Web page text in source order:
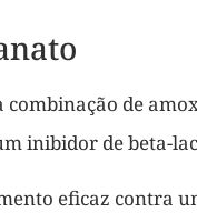
de
inibidor de beta-
eficaz contra